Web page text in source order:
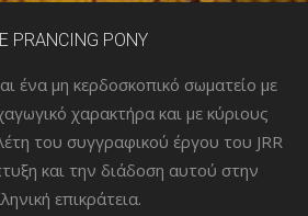
PRANCING PONY
ένα μη κερδοσκοπικό σωματείο με
χαρακτήρα και με κύριους
του συγγραφικού έργου του JRR
και την διάδοση αυτού στην
επικράτεια.